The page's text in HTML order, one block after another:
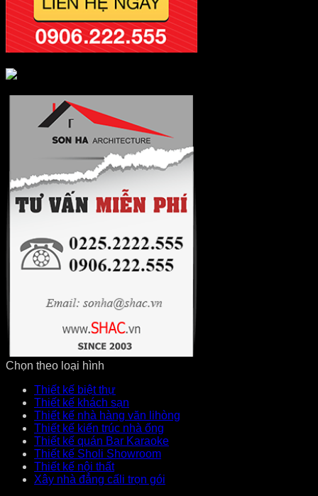
Chọn theo loại hình
Thiết kế biệt thự
Thiết kế khách sạn
Thiết kế nhà hàng văn lihòng
Thiết kế kiến trúc nhà ống
Thiết kế quán Bar Karaoke
Thiết kế Sholi Showroom
Thiết kế nội thất
Xây nhà đẳng cấli trọn gói